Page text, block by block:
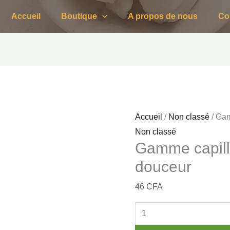
Accueil Boutique A propos de nous
Accueil / Non classé /
Non classé
Gamme
douceur
46CFA
quantité
de